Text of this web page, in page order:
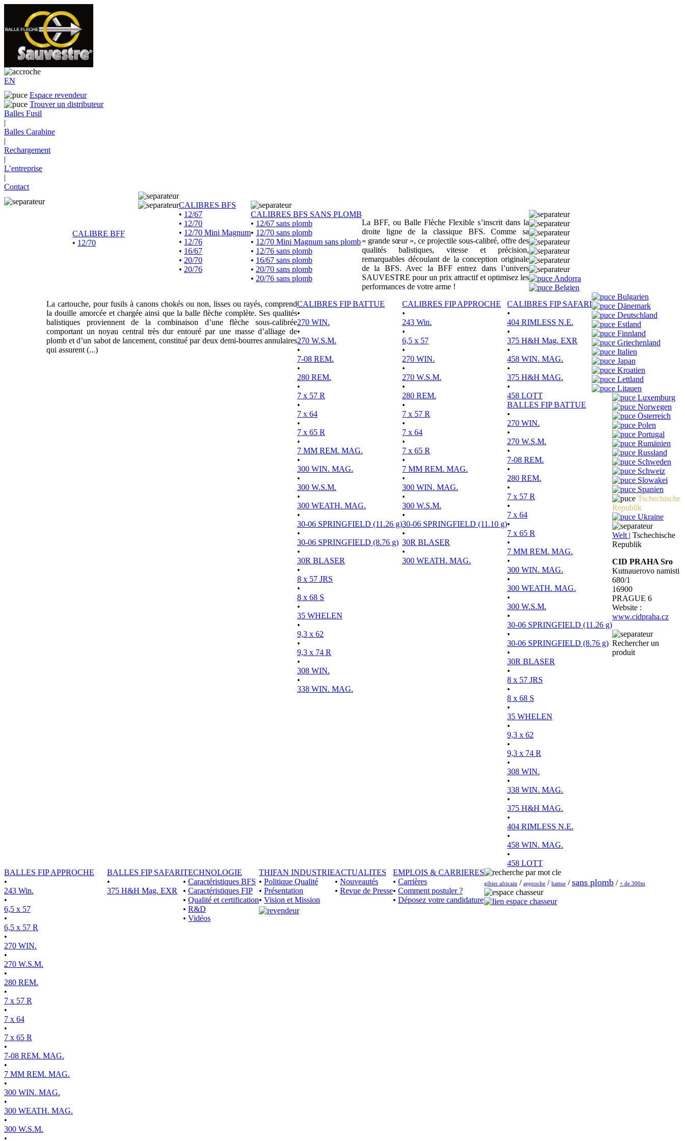
EN
Espace revendeur
Trouver un distributeur
Balles Fusil
|
Balles Carabine
|
Rechargement
|
L’entreprise
|
Contact
CALIBRE BFF
• 12/70
CALIBRES BFS
• 12/67
• 12/70
• 12/70 Mini Magnum
• 12/76
• 16/67
• 20/70
• 20/76
CALIBRES BFS SANS PLOMB
• 12/67 sans plomb
• 12/70 sans plomb
• 12/70 Mini Magnum sans plomb
• 12/76 sans plomb
• 16/67 sans plomb
• 20/70 sans plomb
• 20/76 sans plomb
La BFF, ou Balle Flèche Flexible s’inscrit dans la
droite ligne de la classique BFS. Comme sa
« grande sœur », ce projectile sous-calibré, offre des
qualités balistiques, vitesse et précision,
remarquables découlant de la conception originale
de la BFS. Avec la BFF entrez dans l’univers
SAUVESTRE pour un prix attractif et optimisez les
performances de votre arme !
La cartouche, pour fusils à canons chokés ou non, lisses ou rayés, comprend
la douille amorcée et chargée ainsi que la balle flèche complète. Ses qualités
balistiques proviennent de la combinaison d’une flèche sous-calibrée
comportant un noyau central très dur entouré par une masse d’alliage de
plomb et d’un sabot de lancement, constitué par deux demi-bourres annulaires
qui assurent (...)
CALIBRES FIP BATTUE
•
270 WIN.
•
270 W.S.M.
•
7-08 REM.
•
280 REM.
•
7 x 57 R
•
7 x 64
•
7 x 65 R
•
7 MM REM. MAG.
•
300 WIN. MAG.
•
300 W.S.M.
•
300 WEATH. MAG.
•
30-06 SPRINGFIELD (11.26 g)
•
30-06 SPRINGFIELD (8.76 g)
•
30R BLASER
•
8 x 57 JRS
•
8 x 68 S
•
35 WHELEN
•
9,3 x 62
•
9,3 x 74 R
•
308 WIN.
•
338 WIN. MAG.
CALIBRES FIP APPROCHE
•
243 Win.
•
6,5 x 57
•
270 WIN.
•
270 W.S.M.
•
280 REM.
•
7 x 57 R
•
7 x 64
•
7 x 65 R
•
7 MM REM. MAG.
•
300 WIN. MAG.
•
300 W.S.M.
•
30-06 SPRINGFIELD (11.10 g)
•
30R BLASER
•
300 WEATH. MAG.
CALIBRES FIP SAFARI
•
404 RIMLESS N.E.
•
375 H&H Mag. EXR
•
458 WIN. MAG.
•
375 H&H MAG.
•
458 LOTT
BALLES FIP BATTUE
•
270 WIN.
•
270 W.S.M.
•
7-08 REM.
•
280 REM.
•
7 x 57 R
•
7 x 64
•
7 x 65 R
•
7 MM REM. MAG.
•
300 WIN. MAG.
•
300 WEATH. MAG.
•
300 W.S.M.
•
30-06 SPRINGFIELD (11.26 g)
•
30-06 SPRINGFIELD (8.76 g)
•
30R BLASER
•
8 x 57 JRS
•
8 x 68 S
•
35 WHELEN
•
9,3 x 62
•
9,3 x 74 R
•
308 WIN.
•
338 WIN. MAG.
•
375 H&H MAG.
•
404 RIMLESS N.E.
•
458 WIN. MAG.
•
458 LOTT
BALLES FIP APPROCHE
•
243 Win.
•
6,5 x 57
•
6,5 x 57 R
•
270 WIN.
•
270 W.S.M.
•
280 REM.
•
7 x 57 R
•
7 x 64
•
7 x 65 R
•
7-08 REM. MAG.
•
7 MM REM. MAG.
•
300 WIN. MAG.
•
300 WEATH. MAG.
•
300 W.S.M.
•
BALLES FIP SAFARI
•
375 H&H Mag. EXR
TECHNOLOGIE
• Caractéristiques BFS
• Caractéristiques FIP
• Qualité et certification
• R&D
• Vidéos
THIFAN INDUSTRIE
• Politique Qualité
• Présentation
• Vision et Mission
ACTUALITES
• Nouveautés
• Revue de Presse
EMPLOIS & CARRIERES
• Carrières
• Comment postuler ?
• Déposez votre candidature
Andorra
Belgien
Bulgarien
Dänemark
Deutschland
Estland
Finnland
Griechenland
Italien
Japan
Kroatien
Lettland
Litauen
Luxemburg
Norwegen
Österreich
Polen
Portugal
Rumänien
Russland
Schweden
Schweiz
Slowakei
Spanien
Tschechische
Republik
Ukraine
Welt | Tschechische
Republik
CID PRAHA Sro
Kutnauerovo namisti
680/1
16900
PRAGUE 6
Website :
www.cidpraha.cz
Rechercher un
produit
gibier africain / approche / battue / sans plomb / + de 300m